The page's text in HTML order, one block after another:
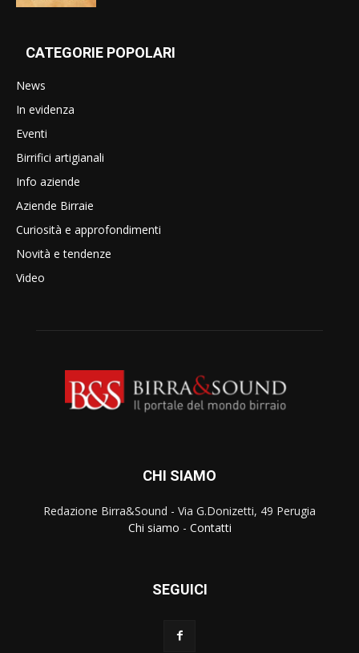
CATEGORIE POPOLARI
News
In evidenza
Eventi
Birrifici artigianali
Info aziende
Aziende Birraie
Curiosità e approfondimenti
Novità e tendenze
Video
CHI SIAMO
Redazione Birra&Sound - Via G.Donizetti, 49 Perugia
Chi siamo - Contatti
SEGUICI